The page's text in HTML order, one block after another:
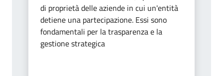
di proprietà delle aziende in cui un'entità
detiene una partecipazione. Essi sono
fondamentali per la trasparenza e la
gestione strategica